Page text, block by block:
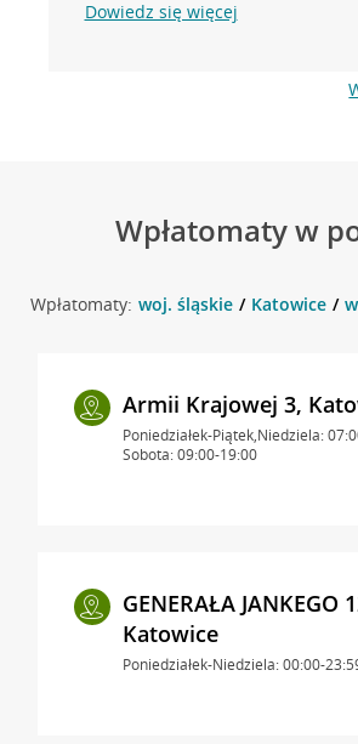
Dowiedz się więcej
Wpłatomaty w
Wpłatomaty: woj. śląskie Katowice
Armii Krajowej 3,
Poniedziałek-Piątek,Niedziela:
Sobota: 09:00-19:00
GENERAŁA JANKEGO
Katowice
Poniedziałek-Niedziela: 00:00-